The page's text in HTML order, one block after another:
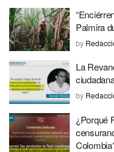
Palmira
by
La
by
¿Porqué